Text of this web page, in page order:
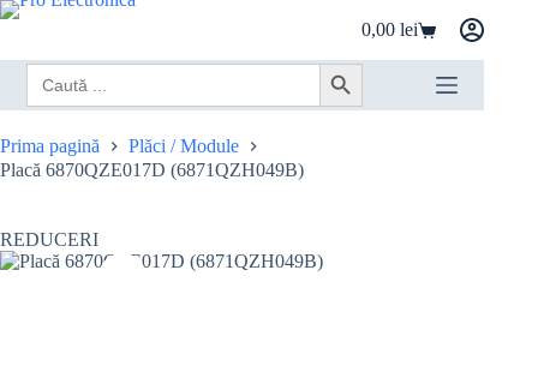
Sari
Coș
de
cumpărături
0,00lei
Search
for:
Search Button
Prima pagină
Plăci / Module
Placă 6870QZE017D (6871QZH049B)
REDUCERI